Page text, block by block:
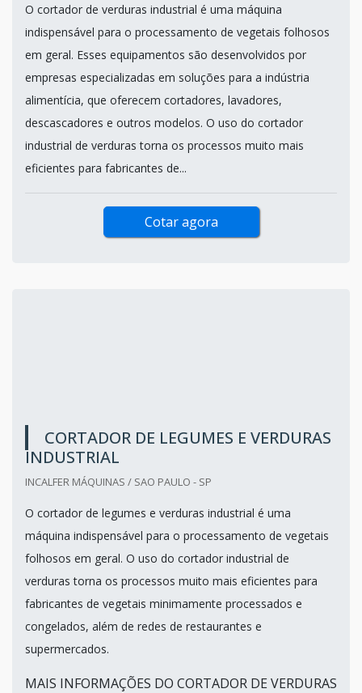
O cortador de verduras industrial é uma máquina
indispensável para o processamento de vegetais folhosos
em geral. Esses equipamentos são desenvolvidos por
empresas especializadas em soluções para a indústria
alimentícia, que oferecem cortadores, lavadores,
descascadores e outros modelos. O uso do cortador
industrial de verduras torna os processos muito mais
eficientes para fabricantes de...
Cotar agora
CORTADOR DE LEGUMES E VERDURAS
INDUSTRIAL
INCALFER MÁQUINAS / SAO PAULO - SP
O cortador de legumes e verduras industrial é uma
máquina indispensável para o processamento de vegetais
folhosos em geral. O uso do cortador industrial de
verduras torna os processos muito mais eficientes para
fabricantes de vegetais minimamente processados e
congelados, além de redes de restaurantes e
supermercados.
MAIS INFORMAÇÕES DO CORTADOR DE VERDURAS